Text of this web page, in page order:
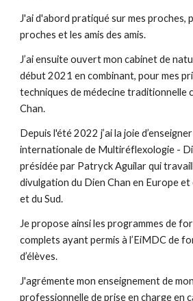
J'ai d'abord pratiqué sur mes proches,
proches et les amis des amis.
J’ai ensuite ouvert mon cabinet de
début 2021 en combinant, pour mes
techniques de médecine traditionnelle
Chan.
Depuis l'été 2022 j’ai la joie
internationale de Multiréflexologie -
présidée par Patryck Aguilar qui
divulgation du Dien Chan en Europe
et du Sud.
Je propose ainsi les programmes de
complets ayant permis à l’EiMDC de
d’élèves.
J'agrémente mon enseignement de
professionnelle de prise en charge en